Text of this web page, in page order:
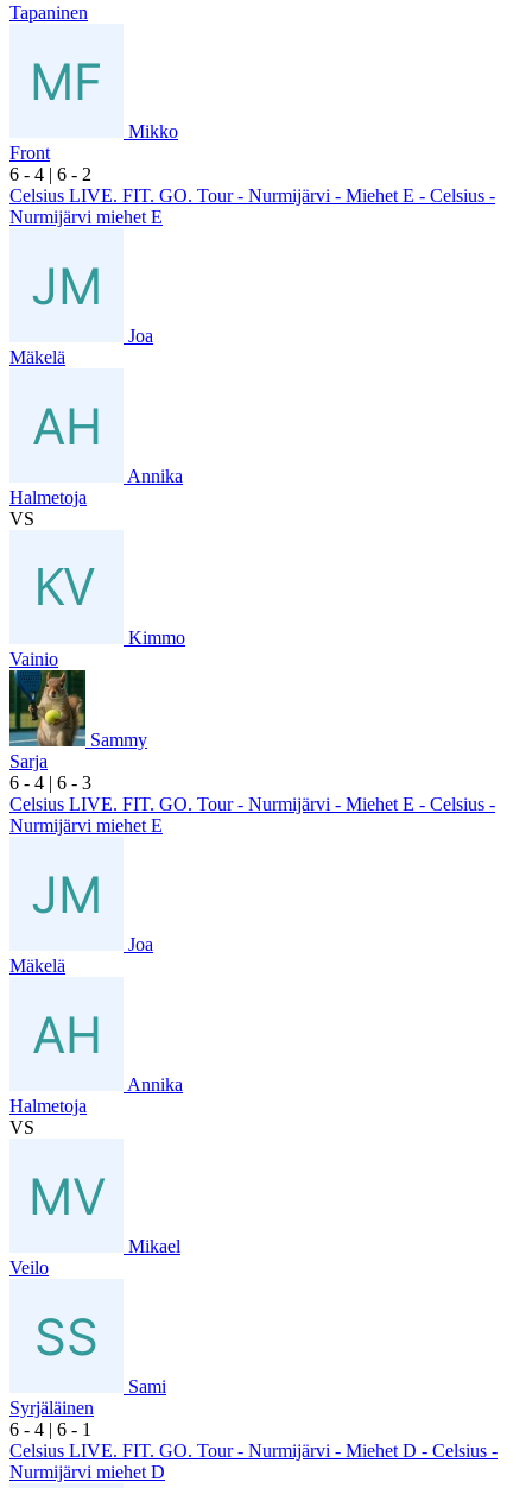
Tapaninen
Mikko
Front
6 - 4 | 6 - 2
Celsius LIVE. FIT. GO. Tour - Nurmijärvi - Miehet E - Celsius -
Nurmijärvi miehet E
Joa
Mäkelä
Annika
Halmetoja
VS
Kimmo
Vainio
Sammy
Sarja
6 - 4 | 6 - 3
Celsius LIVE. FIT. GO. Tour - Nurmijärvi - Miehet E - Celsius -
Nurmijärvi miehet E
Joa
Mäkelä
Annika
Halmetoja
VS
Mikael
Veilo
Sami
Syrjäläinen
6 - 4 | 6 - 1
Celsius LIVE. FIT. GO. Tour - Nurmijärvi - Miehet D - Celsius -
Nurmijärvi miehet D